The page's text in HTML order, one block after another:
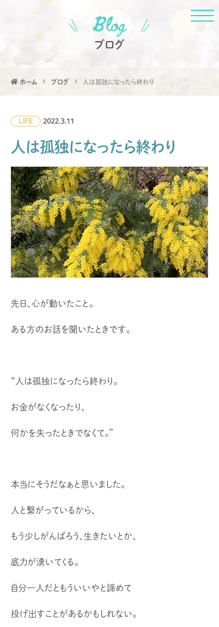
ブログ
ホーム ブログ 人は孤独になったら終わり
LIFE 2022.3.11
人は孤独になったら終わり
先日、心が動いたこと。
ある方のお話を聞いたときです。
“人は孤独になったら終わり。
お金がなくなったり、
何かを失ったときでなくて。”
本当にそうだなぁと思いました。
人と繋がっているから、
もう少しがんばろう、生きたいとか、
底力が湧いてくる。
自分一人だともういいやと諦めて
投げ出すことがあるかもしれない。